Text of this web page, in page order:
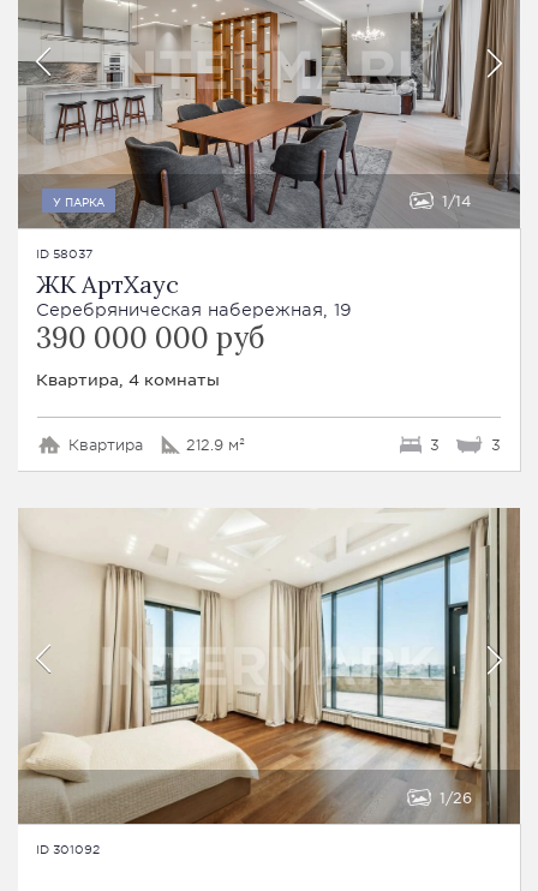
У ПАРКА 1 14
ID 58037
ЖК АртХаус
Серебряническая набережная, 19
390 000 000 руб
Квартира, 4 комнаты
Квартира 212.9 м² 3 3
1 26
ID 301092